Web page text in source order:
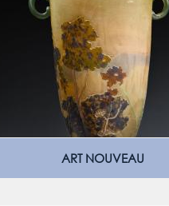
ART NOUVEAU